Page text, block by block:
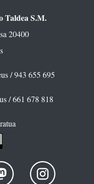
Taldea S.M.
20400
/ 943 655 695
/ 661 678 818